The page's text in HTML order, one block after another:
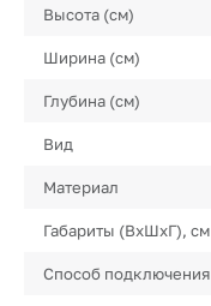
Высота (см)
Ширина (см)
Глубина (см)
Вид
Материал
Габариты (ВхШхГ), см
Способ подключения